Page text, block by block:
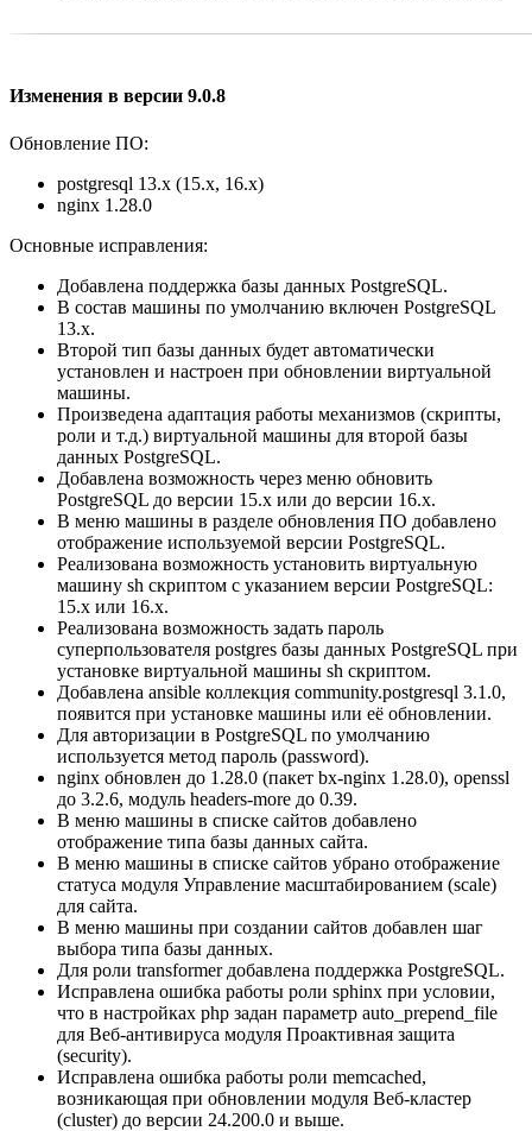
Изменения в версии 9.0.8
Обновление ПО:
postgresql 13.x (15.x, 16.x)
nginx 1.28.0
Основные исправления:
Добавлена поддержка базы данных PostgreSQL.
В состав машины по умолчанию включен PostgreSQL
13.x.
Второй тип базы данных будет автоматически
установлен и настроен при обновлении виртуальной
машины.
Произведена адаптация работы механизмов (скрипты,
роли и т.д.) виртуальной машины для второй базы
данных PostgreSQL.
Добавлена возможность через меню обновить
PostgreSQL до версии 15.x или до версии 16.x.
В меню машины в разделе обновления ПО добавлено
отображение используемой версии PostgreSQL.
Реализована возможность установить виртуальную
машину sh скриптом с указанием версии PostgreSQL:
15.x или 16.x.
Реализована возможность задать пароль
суперпользователя postgres базы данных PostgreSQL при
установке виртуальной машины sh скриптом.
Добавлена ansible коллекция community.postgresql 3.1.0,
появится при установке машины или её обновлении.
Для авторизации в PostgreSQL по умолчанию
используется метод пароль (password).
nginx обновлен до 1.28.0 (пакет bx-nginx 1.28.0), openssl
до 3.2.6, модуль headers-more до 0.39.
В меню машины в списке сайтов добавлено
отображение типа базы данных сайта.
В меню машины в списке сайтов убрано отображение
статуса модуля Управление масштабированием (scale)
для сайта.
В меню машины при создании сайтов добавлен шаг
выбора типа базы данных.
Для роли transformer добавлена поддержка PostgreSQL.
Исправлена ошибка работы роли sphinx при условии,
что в настройках php задан параметр auto_prepend_file
для Веб-антивируса модуля Проактивная защита
(security).
Исправлена ошибка работы роли memcached,
возникающая при обновлении модуля Веб-кластер
(cluster) до версии 24.200.0 и выше.